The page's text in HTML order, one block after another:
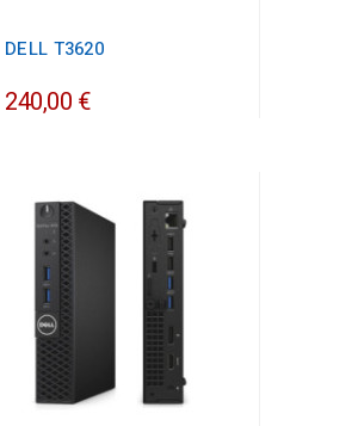
DELL T3620
240,00 €